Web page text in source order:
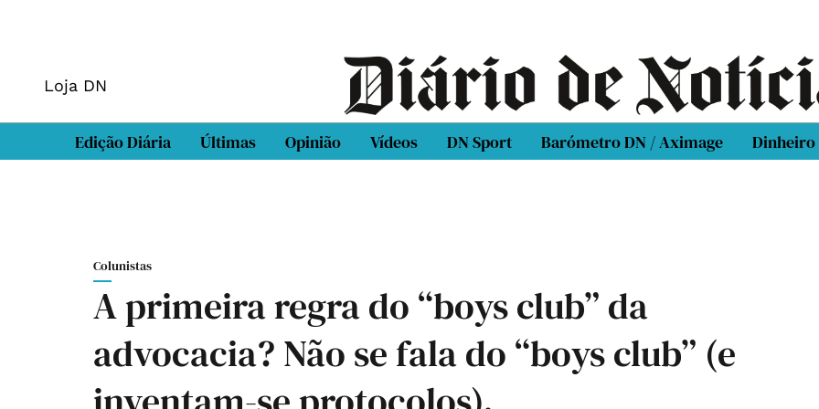
Loja DN
Edição Diária Últimas Opinião Vídeos DN Sport Barómetro DN / Aximage Dinheiro
Colunistas
A primeira regra do “boys club” da
advocacia? Não se fala do “boys club” (e